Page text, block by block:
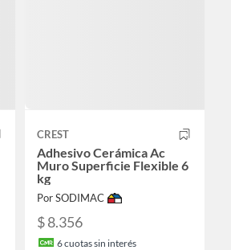
CREST
Adhesivo Cerámica Ac
Muro Superficie Flexible 6
kg
Por SODIMAC
$ 8.356
6cuotas sin interés